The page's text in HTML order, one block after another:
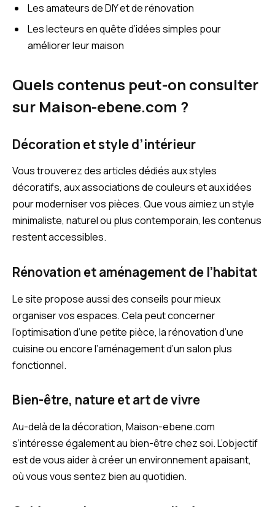
Les amateurs de DIY et de rénovation
Les lecteurs en quête d’idées simples pour
améliorer leur maison
Quels contenus peut-on consulter
sur Maison-ebene.com ?
Décoration et style d’intérieur
Vous trouverez des articles dédiés aux styles
décoratifs, aux associations de couleurs et aux idées
pour moderniser vos pièces. Que vous aimiez un style
minimaliste, naturel ou plus contemporain, les contenus
restent accessibles.
Rénovation et aménagement de l’habitat
Le site propose aussi des conseils pour mieux
organiser vos espaces. Cela peut concerner
l’optimisation d’une petite pièce, la rénovation d’une
cuisine ou encore l’aménagement d’un salon plus
fonctionnel.
Bien-être, nature et art de vivre
Au-delà de la décoration, Maison-ebene.com
s’intéresse également au bien-être chez soi. L’objectif
est de vous aider à créer un environnement apaisant,
où vous vous sentez bien au quotidien.